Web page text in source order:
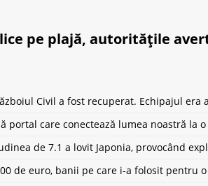
pe plajă, autoritățile
Civil a fost recuperat. Echipajul era
portal care conectează lumea noastră la
de 7.1 a lovit Japonia, provocând
de euro, banii pe care i-a folosit pentru